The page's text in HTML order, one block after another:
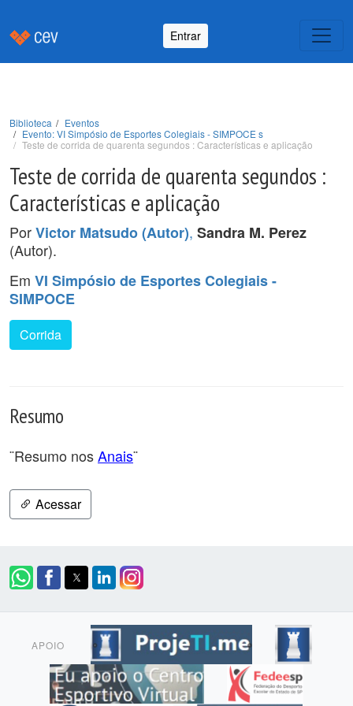
Entrar
Biblioteca
Eventos
Evento: VI Simpósio de Esportes Colegiais - SIMPOCE s
Teste de corrida de quarenta segundos : Características e aplicação
Teste de corrida de quarenta segundos :
Características e aplicação
PorVictor Matsudo (Autor), Sandra M. Perez
(Autor).
Em VI Simpósio de Esportes Colegiais -
SIMPOCE
Corrida
Resumo
¨Resumo nosAnais¨
Acessar
APOIO